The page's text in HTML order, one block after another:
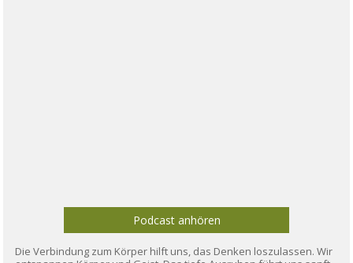
Podcast anhören
Die Verbindung zum Körper hilft uns, das Denken loszulassen. Wir